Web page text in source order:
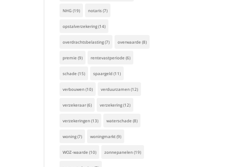
NHG(19) notaris(7)
opstalverzekering(14)
overdrachtsbelasting(7) overwaarde (8)
premie (9) rentevastperiode (6)
schade (15) spaargeld(11)
verbouwen(10) verduurzamen(12)
verzekeraar(6) verzekering(12)
verzekeringen(13) waterschade (8)
woning(7) woningmarkt(9)
WOZ-waarde (10) zonnepanelen(19)